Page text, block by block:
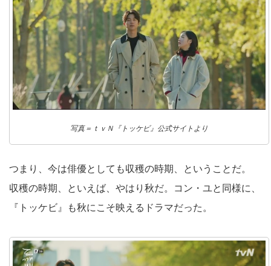
写真＝ｔｖＮ『トッケビ』公式サイトより
つまり、今は俳優としても収穫の時期、ということだ。
収穫の時期、といえば、やはり秋だ。コン・ユと同様に、
『トッケビ』も秋にこそ映えるドラマだった。